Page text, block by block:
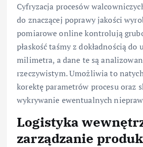
Cyfryzacja procesów
do znaczącej poprawy jakości
pomiarowe online kontrolują
płaskość taśmy z dokładnością do
milimetra, a dane te są
rzeczywistym. Umożliwia to
korektę parametrów procesu oraz
wykrywanie ewentualnych
Logistyka
zarządzanie